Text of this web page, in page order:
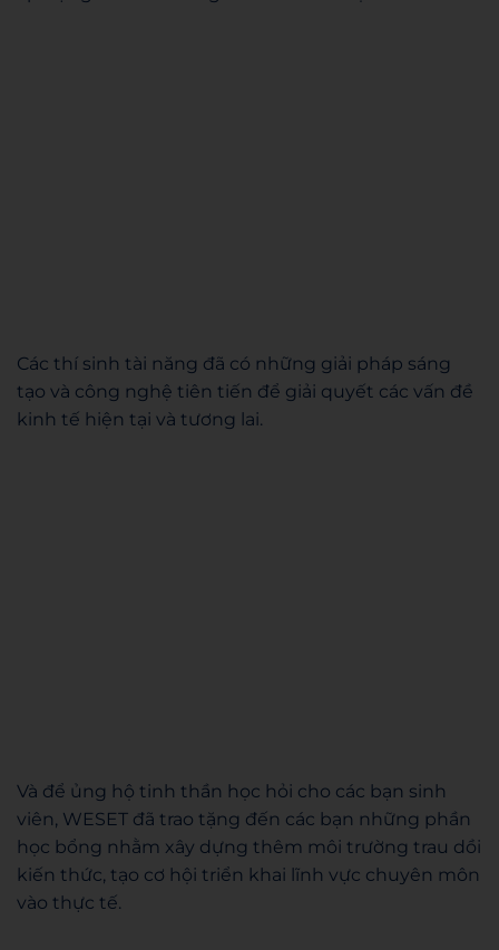
Các thí sinh tài năng đã có những giải pháp sáng
tạo và công nghệ tiên tiến để giải quyết các vấn đề
kinh tế hiện tại và tương lai.
Và để ủng hộ tinh thần học hỏi cho các bạn sinh
viên, WESET đã trao tặng đến các bạn những phần
học bổng nhằm xây dựng thêm môi trường trau dồi
kiến thức, tạo cơ hội triển khai lĩnh vực chuyên môn
vào thực tế.